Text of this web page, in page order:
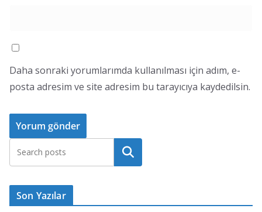
Daha sonraki yorumlarımda kullanılması için adım, e-
posta adresim ve site adresim bu tarayıcıya kaydedilsin.
Ara
Son Yazılar